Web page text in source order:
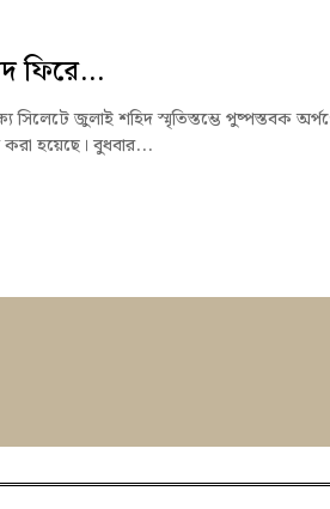
ফিরে...
সিলেটে জুলাই শহিদ স্মৃতিস্তম্ভে পুষ্পস্তবক
করা হয়েছে। বুধবার...